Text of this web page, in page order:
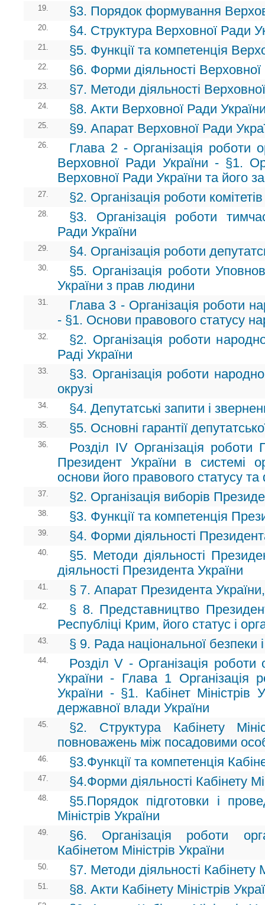
19. §3. Порядок формування
20. §4. Структура Верховної Ради
21. §5. Функції та компетенція
22. §6. Форми діяльності
23. §7. Методи діяльності
24. §8. Акти Верховної Ради
25. §9. Апарат Верховної Ради
26.
Глава 2 - Організація роботи
Верховної Ради України - §1.
Верховної Ради України та його
27. §2. Організація роботи
28.
§3. Організація роботи
Ради України
29. §4. Організація роботи
30.
§5. Організація роботи
України з прав людини
31.
Глава 3 - Організація роботи
- §1. Основи правового статусу
32.
§2. Організація роботи
Раді України
33.
§3. Організація роботи
окрузі
34. §4. Депутатські запити і
35. §5. Основні гарантії
36.
Розділ ІV Організація
Президент України в системі
основи його правового статусу
37. §2. Організація виборів
38. §3. Функції та компетенція
39. §4. Форми діяльності
40.
§5. Методи діяльності
діяльності Президента України
41. § 7. Апарат Президента України,
42.
§ 8. Представництво
Республіці Крим, його статус і
43. § 9. Рада національної безпеки
44.
Розділ V - Організація роботи
України - Глава 1 Організація
України - §1. Кабінет Міністрів
державної влади України
45.
§2. Структура Кабінету
повноважень між посадовими
46. §3.Функції та компетенція
47. §4.Форми діяльності Кабінету
48.
§5.Порядок підготовки і
Міністрів України
49.
§6. Організація роботи
Кабінетом Міністрів України
50. §7. Методи діяльності Кабінету
51. §8. Акти Кабінету Міністрів